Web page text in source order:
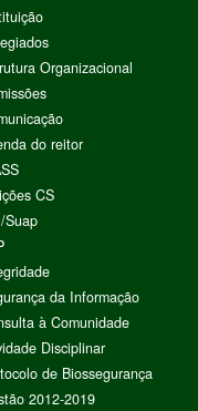
Organizacional
do reitor
CS
Suap
da Informação
à Comunidade
Disciplinar
de Biossegurança
2012-2019